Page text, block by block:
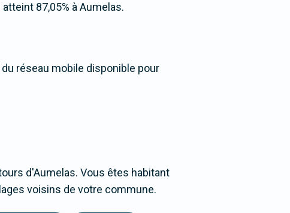
87,05% à Aumelas.
réseau mobile disponible pour
d'Aumelas. Vous êtes habitant
voisins de votre commune.